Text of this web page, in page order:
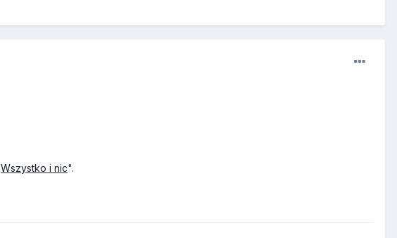
Wszystko i nic".